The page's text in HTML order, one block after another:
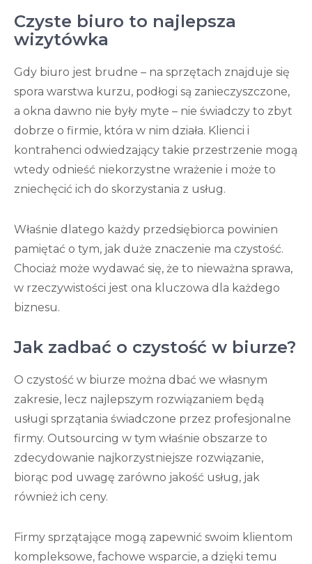
Czyste biuro to najlepsza
wizytówka
Gdy biuro jest brudne – na sprzętach znajduje się
spora warstwa kurzu, podłogi są zanieczyszczone,
a okna dawno nie były myte – nie świadczy to zbyt
dobrze o firmie, która w nim działa. Klienci i
kontrahenci odwiedzający takie przestrzenie mogą
wtedy odnieść niekorzystne wrażenie i może to
zniechęcić ich do skorzystania z usług.
Właśnie dlatego każdy przedsiębiorca powinien
pamiętać o tym, jak duże znaczenie ma czystość.
Chociaż może wydawać się, że to nieważna sprawa,
w rzeczywistości jest ona kluczowa dla każdego
biznesu.
Jak zadbać o czystość w biurze?
O czystość w biurze można dbać we własnym
zakresie, lecz najlepszym rozwiązaniem będą
usługi sprzątania świadczone przez profesjonalne
firmy. Outsourcing w tym właśnie obszarze to
zdecydowanie najkorzystniejsze rozwiązanie,
biorąc pod uwagę zarówno jakość usług, jak
również ich ceny.
Firmy sprzątające mogą zapewnić swoim klientom
kompleksowe, fachowe wsparcie, a dzięki temu